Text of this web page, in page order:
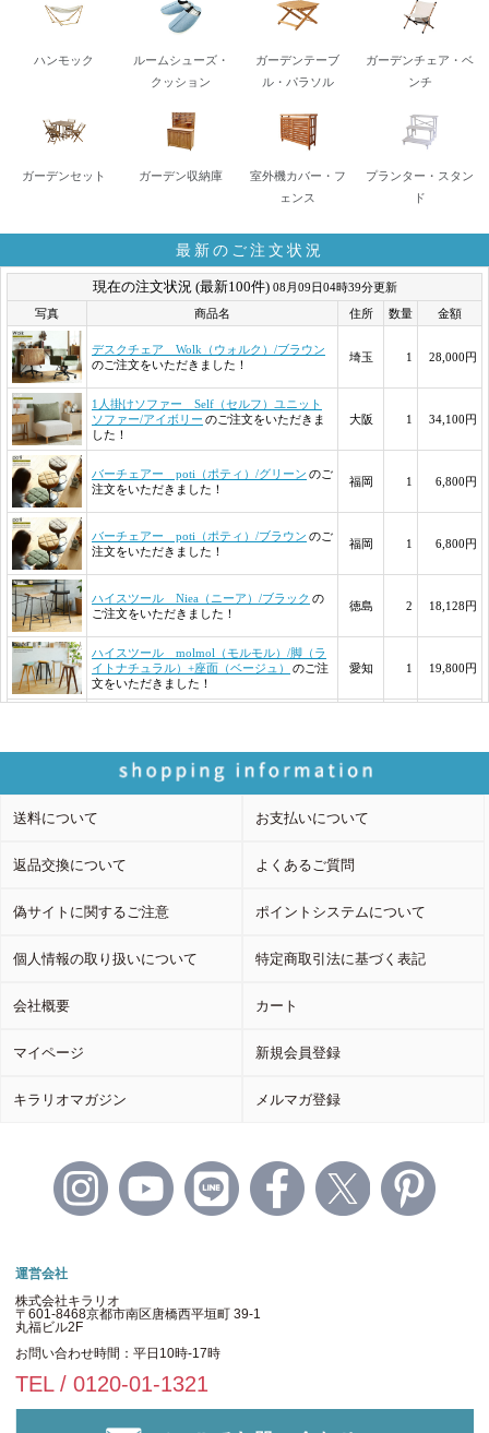
ハンモック
ルームシューズ・
クッション
ガーデンテーブ
ル・パラソル
ガーデンチェア・ベ
ンチ
ガーデンセット ガーデン収納庫
室外機カバー・フ
ェンス
プランター・スタン
ド
最新のご注文状況
送料について お支払いについて
返品交換について よくあるご質問
偽サイトに関するご注意 ポイントシステムについて
個人情報の取り扱いについて 特定商取引法に基づく表記
会社概要 カート
マイページ 新規会員登録
キラリオマガジン メルマガ登録
運営会社
株式会社キラリオ
〒601-8468京都市南区唐橋西平垣町 39-1
丸福ビル2F
お問い合わせ時間：平日10時-17時
TEL / 0120-01-1321